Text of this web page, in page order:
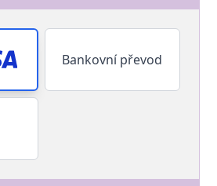
Bankovní převod